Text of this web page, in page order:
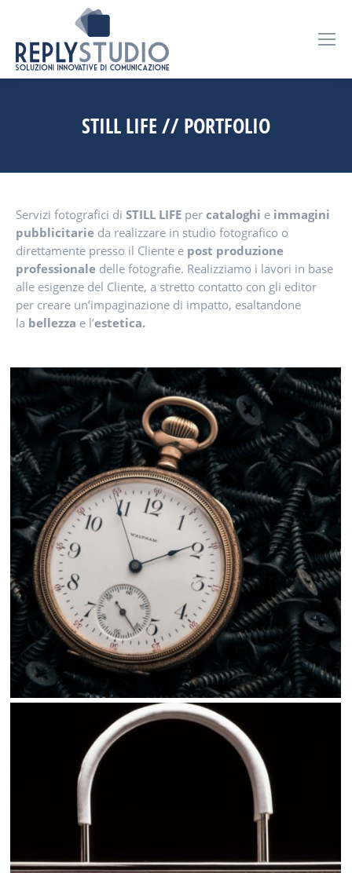
STILL LIFE // PORTFOLIO
Servizi fotografici di STILL LIFE per cataloghi e immagini
pubblicitarie da realizzare in studio fotografico o
direttamente presso il Cliente e post produzione
professionale delle fotografie. Realizziamo i lavori in base
alle esigenze del Cliente, a stretto contatto con gli editor
per creare un’impaginazione di impatto, esaltandone
la bellezza e l’estetica.